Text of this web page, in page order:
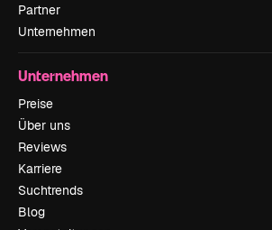
Partner
Unternehmen
Unternehmen
Preise
Über uns
Reviews
Karriere
Suchtrends
Blog